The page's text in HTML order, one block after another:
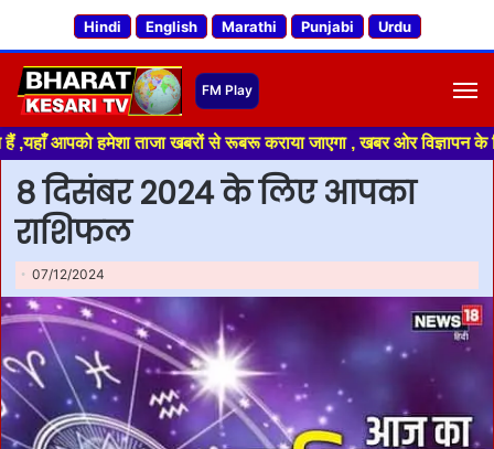
Hindi English Marathi Punjabi Urdu
हमेशा ताजा खबरों से रूबरू कराया जाएगा , खबर ओर विज्ञापन के लिए
8 दिसंबर 2024 के लिए आपका
राशिफल
07/12/2024